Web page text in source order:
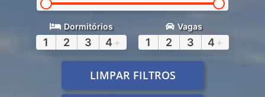
Dormitórios
1 2 3 4 +
Vagas
1 2 3 4 +
LIMPAR FILTROS